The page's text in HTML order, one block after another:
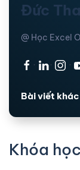
Đức
@ Học Excel
· · ·
Bài viết
Khóa